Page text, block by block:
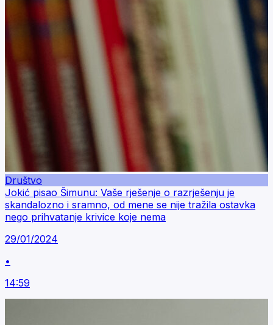
Društvo
Jokić pisao Šimunu: Vaše rješenje o razrješenju je
skandalozno i sramno, od mene se nije tražila ostavka
nego prihvatanje krivice koje nema
29/01/2024
•
14:59